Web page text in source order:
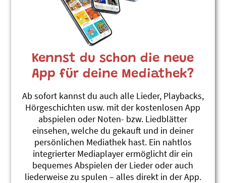
”Raubtiere”
Lion (Französisch)
Roland Zoss
Xenegugeli-ABC Français
#Löwe #Raubtiere
Jaguar
Roland Zoss
Xenegugeli, Tierlieder ABC
#Raubtiere #Urwald
Löwe
Roland Zoss
Xenegugeli, Tierlieder ABC
#Löwe #Raubtiere #Ausruhen
Kennst du schon die neue
App für deine Mediathek?
Ab sofort kannst du auch alle Lieder, Playbacks,
Hörgeschichten usw. mit der kostenlosen App
abspielen oder Noten- bzw. Liedblätter
einsehen, welche du gekauft und in deiner
persönlichen Mediathek hast. Ein nahtlos
integrierter Mediaplayer ermöglicht dir ein
bequemes Abspielen der Lieder oder auch
liederweise zu spulen – alles direkt in der App.